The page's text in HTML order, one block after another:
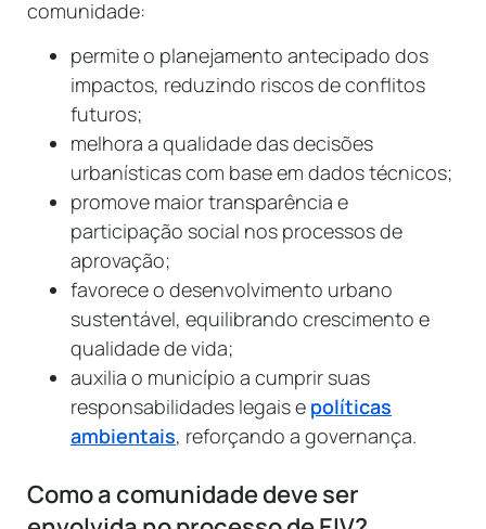
comunidade:
permite o planejamento antecipado dos
impactos, reduzindo riscos de conflitos
futuros;
melhora a qualidade das decisões
urbanísticas com base em dados técnicos;
promove maior transparência e
participação social nos processos de
aprovação;
favorece o desenvolvimento urbano
sustentável, equilibrando crescimento e
qualidade de vida;
auxilia o município a cumprir suas
responsabilidades legais e políticas
ambientais, reforçando a governança.
Como a comunidade deve ser